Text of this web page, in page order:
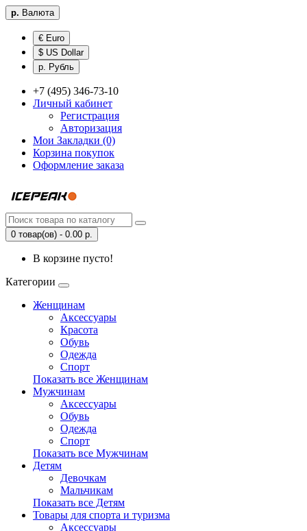
р. Валюта
€ Euro
$ US Dollar
р. Рубль
+7 (495) 346-73-10
Личный кабинет
Регистрация
Авторизация
Мои Закладки (0)
Корзина покупок
Оформление заказа
0 товар(ов) - 0.00 р.
В корзине пусто!
Категории
Женщинам
Аксессуары
Красота
Обувь
Одежда
Спорт
Показать все Женщинам
Мужчинам
Аксессуары
Обувь
Одежда
Спорт
Показать все Мужчинам
Детям
Девочкам
Мальчикам
Показать все Детям
Товары для спорта и туризма
Аксессуары